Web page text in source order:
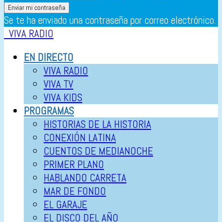
Se te ha enviado una contraseña por correo electrónico.
VIVA RADIO
EN DIRECTO
VIVA RADIO
VIVA TV
VIVA KIDS
PROGRAMAS
HISTORIAS DE LA HISTORIA
CONEXIÓN LATINA
CUENTOS DE MEDIANOCHE
PRIMER PLANO
HABLANDO CARRETA
MAR DE FONDO
EL GARAJE
EL DISCO DEL AÑO